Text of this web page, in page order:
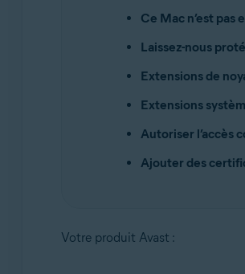
Apple macOS 15.x (Sequoia)
Apple macOS 13.x (Ventura)
Apple macOS 12.x (Monterey)
Apple macOS 10.15.x (Catalina)
Apple macOS 10.14.x (Mojave)
Ce Mac n’est
Laissez-nous
Extensions de
Extensions
Autoriser l’accès
Ajouter des
Votre produit Avast :